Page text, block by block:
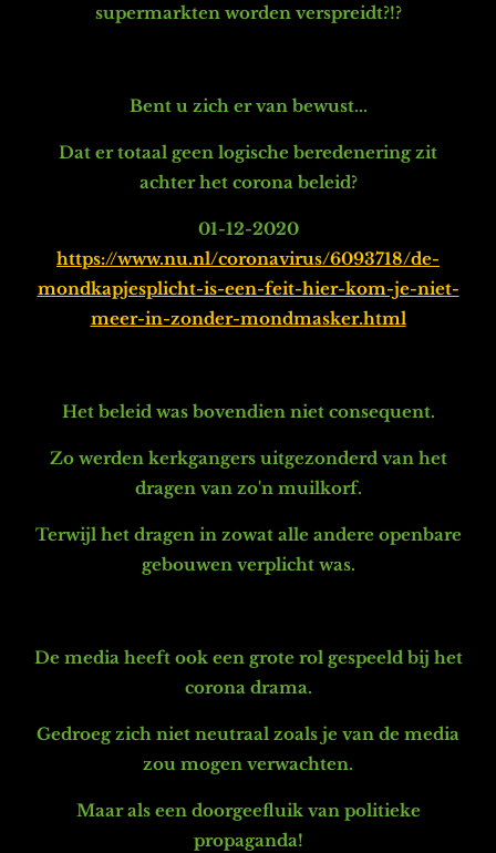
supermarkten worden verspreidt?!?
Bent u zich er van bewust...
Dat er totaal geen logische beredenering zit
achter het corona beleid?
01-12-2020
https://www.nu.nl/coronavirus/6093718/de-
mondkapjesplicht-is-een-feit-hier-kom-je-niet-
meer-in-zonder-mondmasker.html
Het beleid was bovendien niet consequent.
Zo werden kerkgangers uitgezonderd van het
dragen van zo'n muilkorf.
Terwijl het dragen in zowat alle andere openbare
gebouwen verplicht was.
De media heeft ook een grote rol gespeeld bij het
corona drama.
Gedroeg zich niet neutraal zoals je van de media
zou mogen verwachten.
Maar als een doorgeefluik van politieke
propaganda!